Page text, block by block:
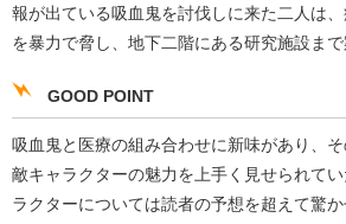
報が出ている吸血鬼を討伐しに来た二人は
を暴力で脅し、地下二階にある研究施設ま
GOOD POINT
吸血鬼と医療の組み合わせに新味があり、
敵キャラクターの魅力を上手く見せられて
ラクターについては読者の予想を超えて驚か